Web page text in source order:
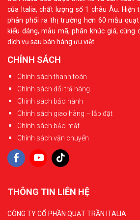
1. Tiết kiệm không gian
Đèn gắn tường chiếm ít diện tích
loại đèn đứng, giúp tiết kiệm không
nhà. Điều này đặc biệt hữu ích
hoặc không gian hẹp, giúp bạn tận
sàn cho các đồ nội thất khác.
2. Tăng thẩm mỹ cao
Với đa dạng kiểu dáng, chất liệu và
đèn gắn tường có thể trở thành
cho không gian sống của bạn.
đẳng cấp, phù hợp với phong
của Italia, chất lượng số 1 châu Âu. Hiện
phân phối ra thị trường hơn 60 mẫu
kiểu dáng, mẫu mã, phân khúc giá, cùng
dịch vụ sau bán hàng ưu việt.
CHÍNH SÁCH
Chính sách thanh toán
Chính sách đổi trả hàng
Chính sách bảo hành
Chính sách giao hàng – lắp đặt
Chính sách bảo mật
Chính sách vận chuyển
THÔNG TIN LIÊN HỆ
CÔNG TY CỔ PHẦN QUẠT TRẦN ITALIA